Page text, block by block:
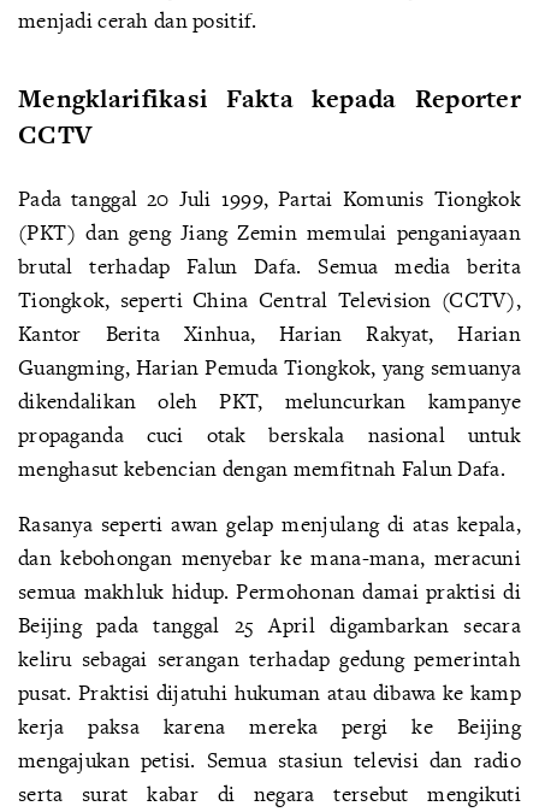
menjadi cerah dan positif.
Mengklarifikasi Fakta kepada Reporter
CCTV
Pada tanggal 20 Juli 1999, Partai Komunis Tiongkok
(PKT) dan geng Jiang Zemin memulai penganiayaan
brutal terhadap Falun Dafa. Semua media berita
Tiongkok, seperti China Central Television (CCTV),
Kantor Berita Xinhua, Harian Rakyat, Harian
Guangming, Harian Pemuda Tiongkok, yang semuanya
dikendalikan oleh PKT, meluncurkan kampanye
propaganda cuci otak berskala nasional untuk
menghasut kebencian dengan memfitnah Falun Dafa.
Rasanya seperti awan gelap menjulang di atas kepala,
dan kebohongan menyebar ke mana-mana, meracuni
semua makhluk hidup. Permohonan damai praktisi di
Beijing pada tanggal 25 April digambarkan secara
keliru sebagai serangan terhadap gedung pemerintah
pusat. Praktisi dijatuhi hukuman atau dibawa ke kamp
kerja paksa karena mereka pergi ke Beijing
mengajukan petisi. Semua stasiun televisi dan radio
serta surat kabar di negara tersebut mengikuti